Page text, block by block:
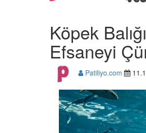
Köpek
Efsaneyi
Patiliyo.com